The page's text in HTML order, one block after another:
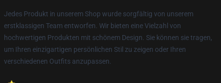
Jedes Produkt in unserem Shop wurde sorgfältig von unserem
erstklassigen Team entworfen. Wir bieten eine Vielzahl von
hochwertigen Produkten mit schönem Design. Sie können sie tragen,
um Ihren einzigartigen persönlichen Stil zu zeigen oder Ihren
verschiedenen Outfits anzupassen.